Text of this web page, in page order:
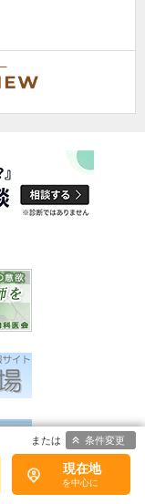
現在地
条件変更